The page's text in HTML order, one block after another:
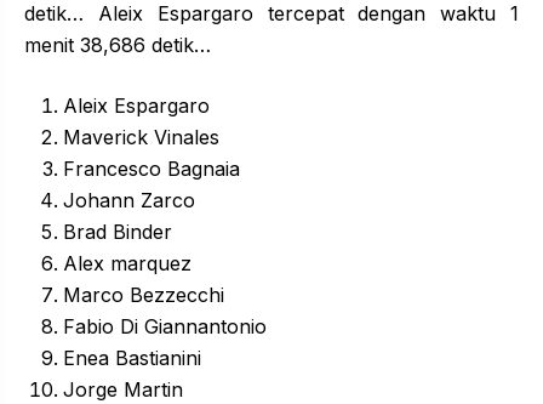
detik… Aleix Espargaro tercepat dengan waktu 1
menit 38,686 detik…
Aleix Espargaro
Maverick Vinales
Francesco Bagnaia
Johann Zarco
Brad Binder
Alex marquez
Marco Bezzecchi
Fabio Di Giannantonio
Enea Bastianini
Jorge Martin